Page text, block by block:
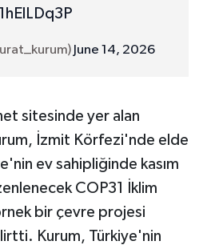
June 14, 2026
sitesinde yer alan
İzmit Körfezi'nde elde
ev sahipliğinde kasım
COP31 İklim
bir çevre projesi
Kurum, Türkiye'nin